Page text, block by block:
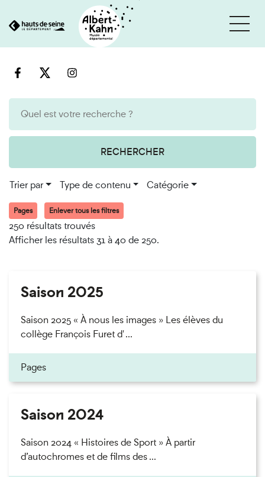
au
RECHERCHER
Trier par Type de contenu Catégorie
Pages Enlever tous les filtres
250 résultats trouvés
Afficher les résultats 31 à 40 de 250.
Saison 2025
Saison 2025 « À nous les images » Les élèves du
collège François Furet d' ...
Pages
Saison 2024
Saison 2024 « Histoires de Sport » À partir
d’autochromes et de films des ...
Cookies et traceurs utilisés sur ce site